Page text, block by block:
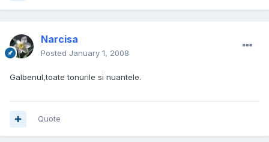
Narcisa
Posted January 1, 2008
Galbenul,toate tonurile si nuantele.
Quote